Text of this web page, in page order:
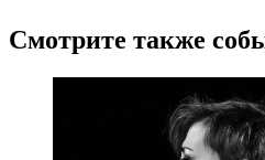
Смотрите также